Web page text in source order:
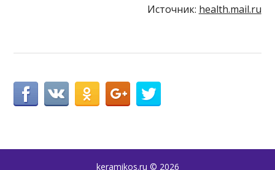
Источник: health.mail.ru
keramikos.ru © 2026